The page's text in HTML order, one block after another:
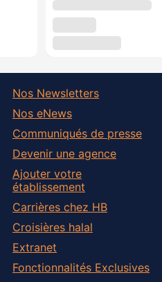
Nos Newsletters
Nos eNews
Communiqués de presse
Devenir une agence
Ajouter votre
établissement
Carrières chez HB
Croisières halal
Extranet
Fonctionnalités Exclusives